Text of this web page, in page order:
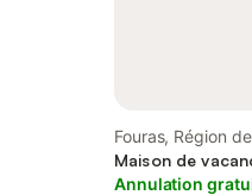
Fouras, Région
Maison de
Annulation